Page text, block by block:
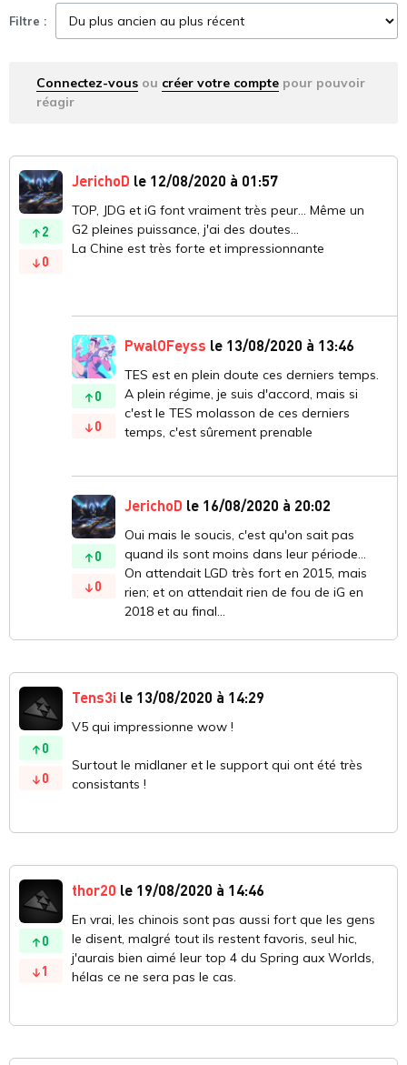
Filtre :
Connectez-vous ou créer votre compte pour pouvoir
réagir
2
0
JerichoD le 12/08/2020 à 01:57
TOP, JDG et iG font vraiment très peur... Même un
G2 pleines puissance, j'ai des doutes...
La Chine est très forte et impressionnante
0
0
PwalOFeyss le 13/08/2020 à 13:46
TES est en plein doute ces derniers temps.
A plein régime, je suis d'accord, mais si
c'est le TES molasson de ces derniers
temps, c'est sûrement prenable
0
0
JerichoD le 16/08/2020 à 20:02
Oui mais le soucis, c'est qu'on sait pas
quand ils sont moins dans leur période...
On attendait LGD très fort en 2015, mais
rien; et on attendait rien de fou de iG en
2018 et au final...
0
0
Tens3i le 13/08/2020 à 14:29
V5 qui impressionne wow !
Surtout le midlaner et le support qui ont été très
consistants !
0
1
thor20 le 19/08/2020 à 14:46
En vrai, les chinois sont pas aussi fort que les gens
le disent, malgré tout ils restent favoris, seul hic,
j'aurais bien aimé leur top 4 du Spring aux Worlds,
hélas ce ne sera pas le cas.